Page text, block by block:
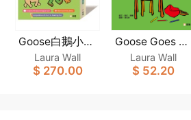
Goose白鵝小菇
故事系列(一套6
冊)(新雅‧點讀樂
Laura Wall
$ 270.00
Goose Goes to
School [Goose
白鵝小菇故事系
Laura Wall
$ 52.20